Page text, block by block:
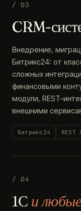
/ 03
CRM-
Внедрение,
Битрикс24: от
сложных
финансовыми
модули, REST-
внешними
Битрикс24 REST
/ 04
1С и